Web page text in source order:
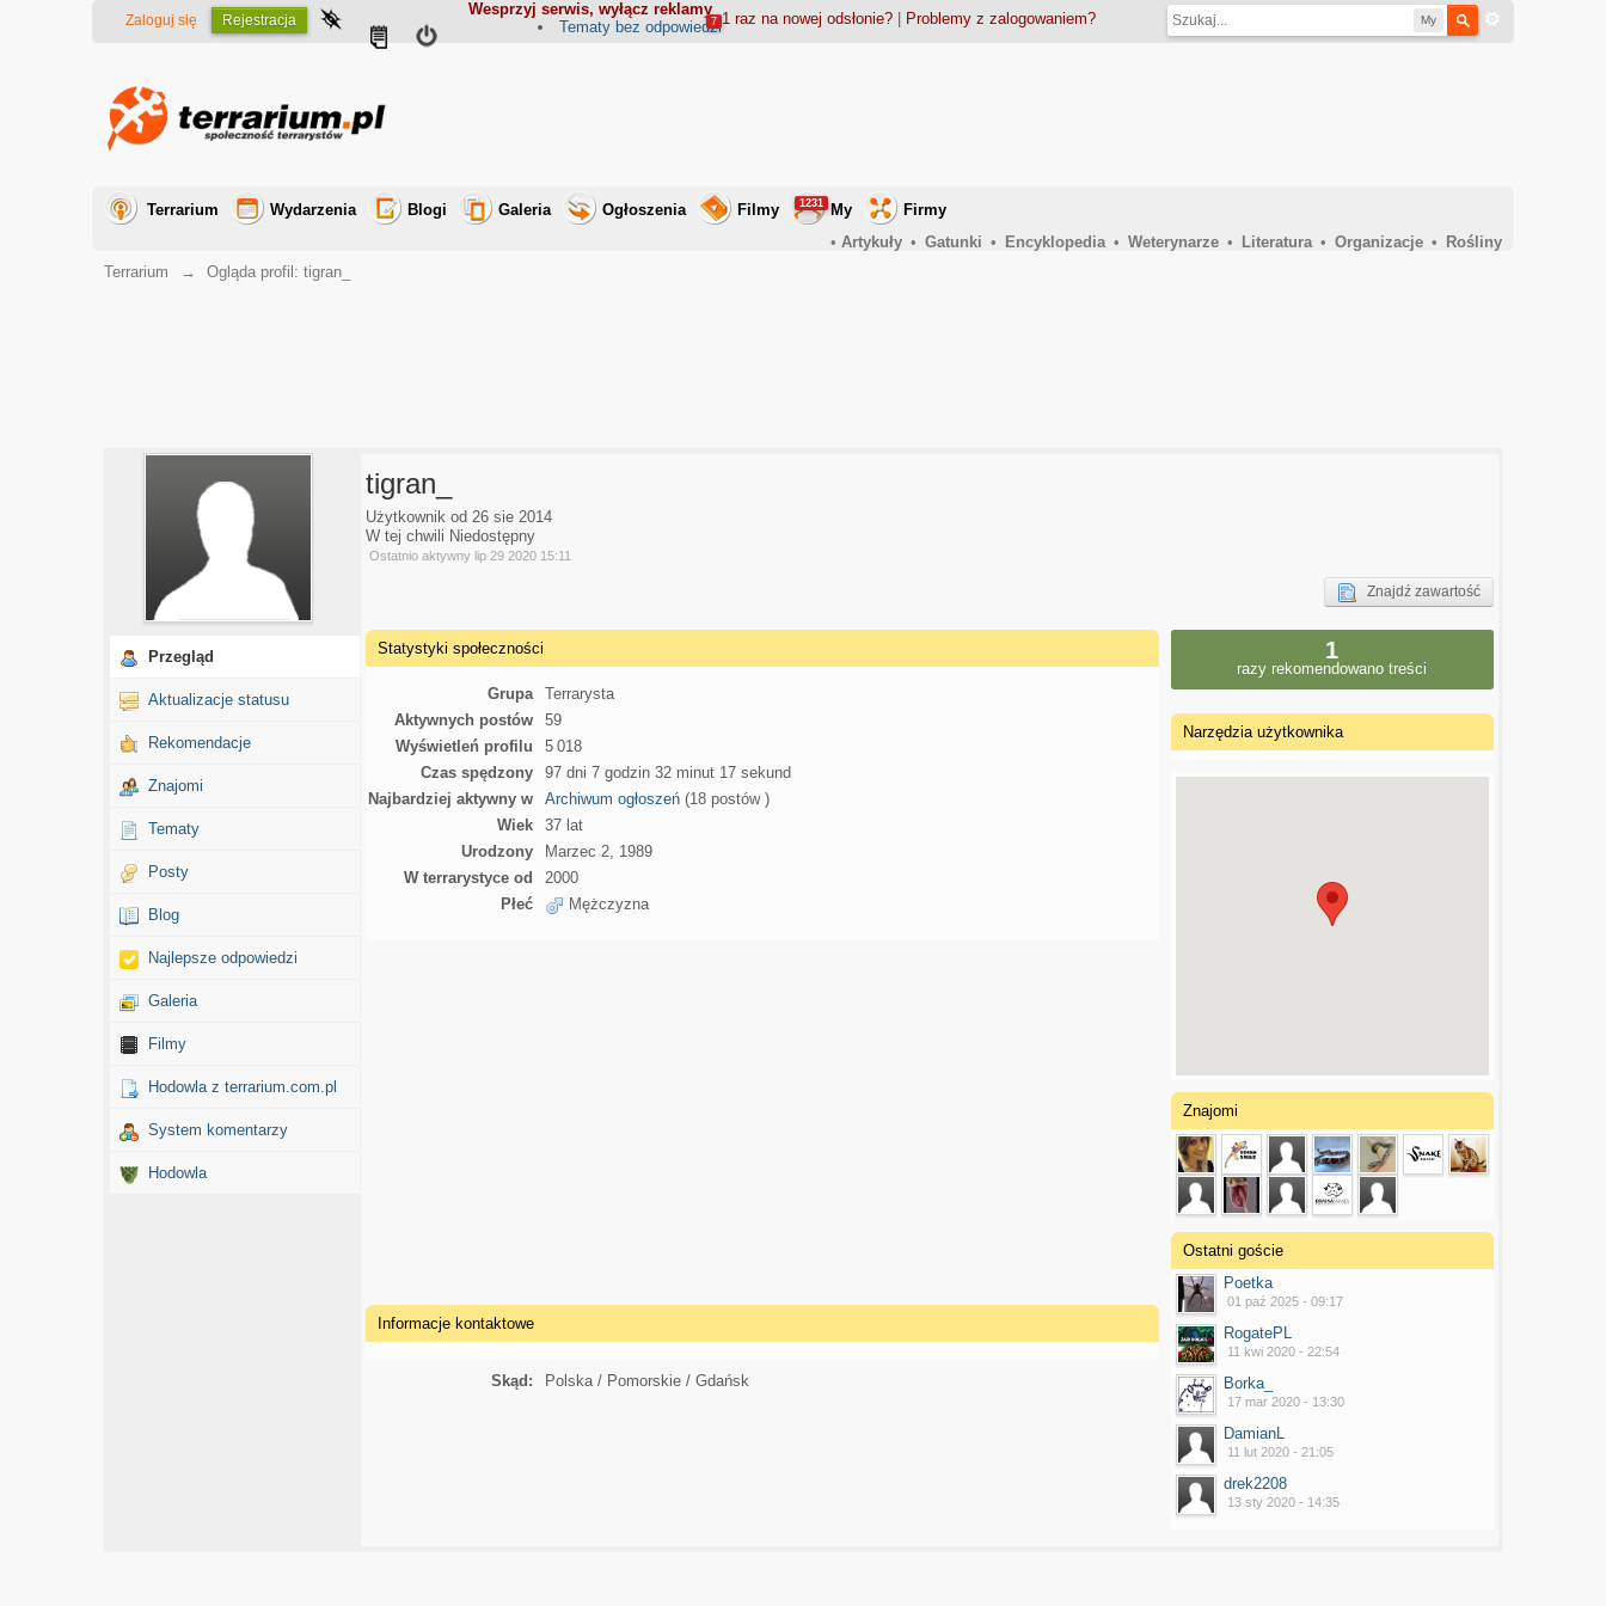
Wesprzyj serwis, wyłącz reklamy
My
Zaloguj się Rejestracja 1 raz na nowej odsłonie?| Problemy z zalogowaniem?
Tematy bez odpowiedzi
7
Terrarium Wydarzenia Blogi Galeria Ogłoszenia Filmy My
1231
Firmy
• Artykuły • Gatunki • Encyklopedia • Weterynarze • Literatura • Organizacje •
Rośliny
Terrarium
→ Ogląda profil: tigran_
Przegląd
Aktualizacje statusu
Rekomendacje
Znajomi
Tematy
Posty
Blog
Najlepsze odpowiedzi
Galeria
Filmy
Hodowla z terrarium.com.pl
System komentarzy
Hodowla
tigran_
Użytkownik od 26 sie 2014
W tej chwili Niedostępny
Ostatnio aktywny lip 29 2020 15:11
Znajdź zawartość
Statystyki społeczności
Grupa
Terrarysta
Aktywnych postów
59
Wyświetleń profilu
5 018
Czas spędzony
97 dni 7 godzin 32 minut 17 sekund
Najbardziej aktywny w
Archiwum ogłoszeń (18 postów )
Wiek
37 lat
Urodzony
Marzec 2, 1989
W terrarystyce od
2000
Płeć
Mężczyzna
Informacje kontaktowe
Skąd: Polska / Pomorskie / Gdańsk
1
razy rekomendowano treści
Narzędzia użytkownika
Znajomi
Ostatni goście
Poetka
01 paź 2025 - 09:17
RogatePL
11 kwi 2020 - 22:54
Borka_
17 mar 2020 - 13:30
DamianL
11 lut 2020 - 21:05
drek2208
13 sty 2020 - 14:35